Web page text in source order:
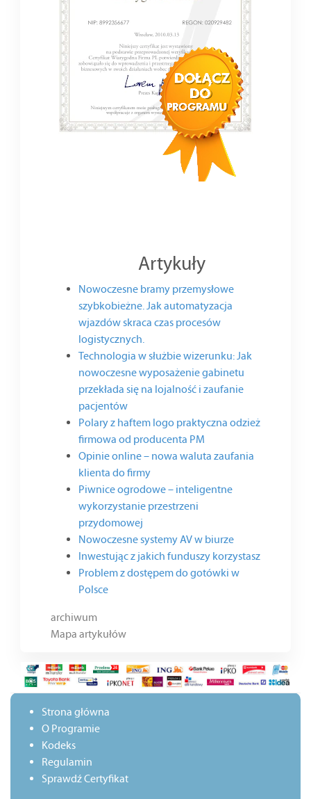
Artykuły
Nowoczesne bramy przemysłowe
szybkobieżne. Jak automatyzacja
wjazdów skraca czas procesów
logistycznych.
Technologia w służbie wizerunku: Jak
nowoczesne wyposażenie gabinetu
przekłada się na lojalność i zaufanie
pacjentów
Polary z haftem logo praktyczna odzież
firmowa od producenta PM
Opinie online – nowa waluta zaufania
klienta do firmy
Piwnice ogrodowe – inteligentne
wykorzystanie przestrzeni
przydomowej
Nowoczesne systemy AV w biurze
Inwestując z jakich funduszy korzystasz
Problem z dostępem do gotówki w
Polsce
archiwum
Mapa artykułów
Strona główna
O Programie
Kodeks
Regulamin
Sprawdź Certyfikat